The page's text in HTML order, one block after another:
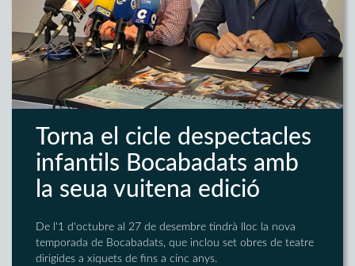
Torna el cicle despectacles
infantils Bocabadats amb
la seua vuitena edició
De l'1 d'octubre al 27 de desembre tindrà lloc la nova
temporada de Bocabadats, que inclou set obres de teatre
dirigides a xiquets de fins a cinc anys.